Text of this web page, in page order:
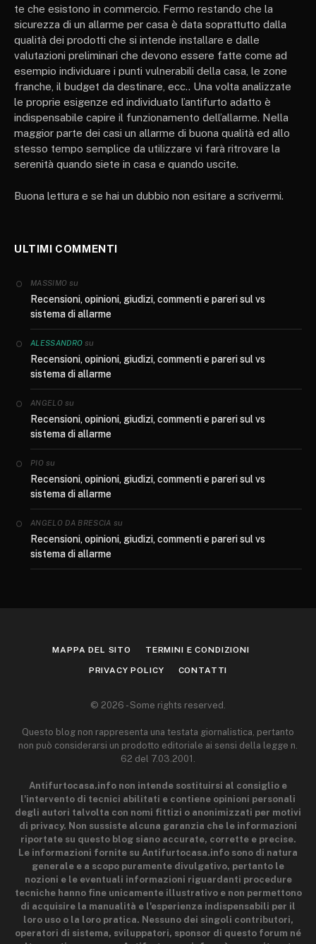
te che esistono in commercio. Fermo restando che la
sicurezza di un allarme per casa è data soprattutto dalla
qualità dei prodotti che si intende installare e dalle
valutazioni preliminari che devono essere fatte come ad
esempio individuare i punti vulnerabili della casa, le zone
franche, il budget da destinare, ecc.. Una volta analizzate
le proprie esigenze ed individuato l’antifurto adatto è
indispensabile capire il funzionamento dell’allarme. Nella
maggior parte dei casi un allarme di buona qualità ed allo
stesso tempo semplice da utilizzare vi farà ritrovare la
serenità quando siete in casa e quando uscite.
Buona lettura e se hai un dubbio non esitare a scrivermi.
ULTIMI COMMENTI
MASSIMO su
Recensioni, opinioni, giudizi, commenti e pareri sul vs
sistema di allarme
ALESSANDRO su
Recensioni, opinioni, giudizi, commenti e pareri sul vs
sistema di allarme
ANGELOsu
Recensioni, opinioni, giudizi, commenti e pareri sul vs
sistema di allarme
PIO su
Recensioni, opinioni, giudizi, commenti e pareri sul vs
sistema di allarme
ANGELO DA BRESCIA su
Recensioni, opinioni, giudizi, commenti e pareri sul vs
sistema di allarme
MAPPA DEL SITO TERMINI E CONDIZIONI
PRIVACY POLICY CONTATTI
© 2026 - Some rights reserved.
Questo blog non rappresenta una testata giornalistica, pertanto
non può considerarsi un prodotto editoriale ai sensi della legge n.
62 del 7.03.2001.
Antifurtocasa.info non intende sostituirsi al consiglio e
l'intervento di tecnici abilitati e contiene opinioni personali
degli autori talvolta con nomi fittizi o anonimizzati per motivi
di privacy. Non sussiste alcuna garanzia che le informazioni
riportate su questo blog siano accurate, corrette e precise.
Le informazioni fornite su Antifurtocasa.info sono di natura
generale e a scopo puramente divulgativo, pertanto le
nozioni e le eventuali informazioni riguardanti procedure
tecniche hanno fine unicamente illustrativo e non permettono
di acquisire la manualità e l'esperienza indispensabili per il
loro uso o la loro pratica. Nessuno dei singoli contributori,
operatori di sistema, sviluppatori, sponsor di questo forum né